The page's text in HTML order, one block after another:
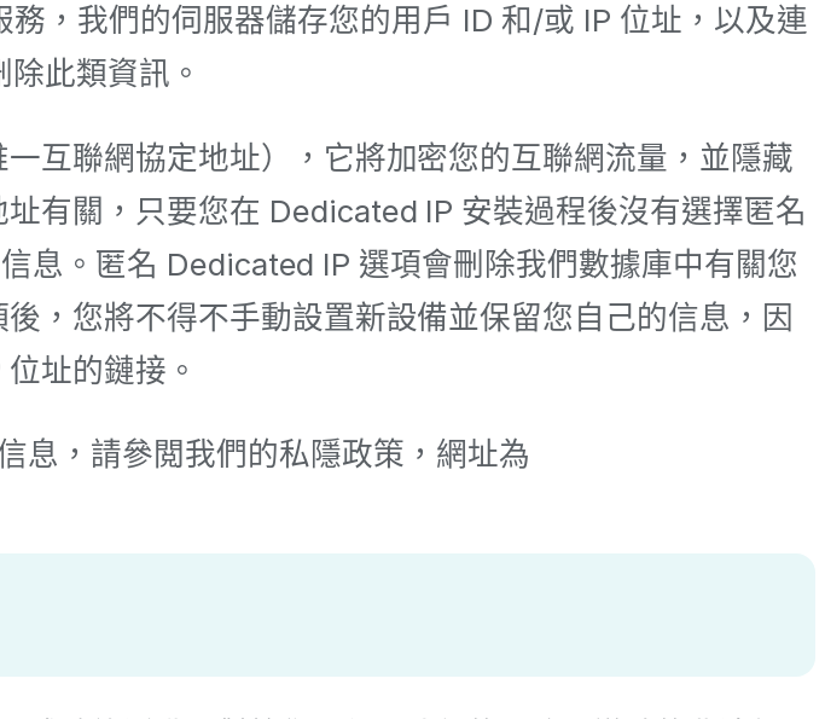
，我們的伺服器儲存您的用戶 ID 和/或 IP 位址，以及連
此類資訊。
互聯網協定地址），它將加密您的互聯網流量，並隱藏
有關，只要您在 Dedicated IP 安裝過程後沒有選擇匿名
息。匿名 Dedicated IP 選項會刪除我們數據庫中有關您
，您將不得不手動設置新設備並保留您自己的信息，因
址的鏈接。
息，請參閲我們的私隱政策，網址為